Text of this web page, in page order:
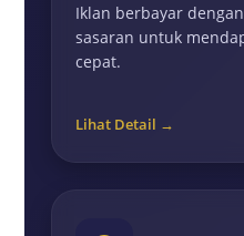
Iklan berbayar
sasaran untuk
cepat.
Lihat Detail →